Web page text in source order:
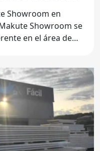
Showroom en
en el área de